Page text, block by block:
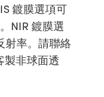
鍍膜選項可
NIR 鍍膜選
射率。請聯絡
製非球面透